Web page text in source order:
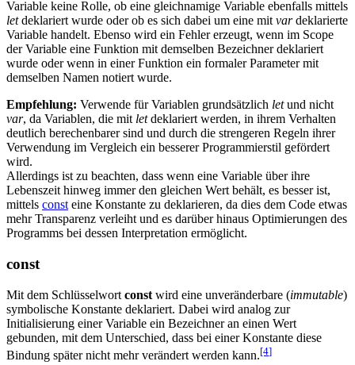
Variable keine Rolle, ob eine gleichnamige Variable ebenfalls mittels
letdeklariert wurde oder ob es sich dabei um eine mit vardeklarierte
Variable handelt. Ebenso wird ein Fehler erzeugt, wenn im Scope
der Variable eine Funktion mit demselben Bezeichner deklariert
wurde oder wenn in einer Funktion ein formaler Parameter mit
demselben Namen notiert wurde.
Empfehlung: Verwende für Variablen grundsätzlich letund nicht
var, da Variablen, die mit letdeklariert werden, in ihrem Verhalten
deutlich berechenbarer sind und durch die strengeren Regeln ihrer
Verwendung im Vergleich ein besserer Programmierstil gefördert
wird.
Allerdings ist zu beachten, dass wenn eine Variable über ihre
Lebenszeit hinweg immer den gleichen Wert behält, es besser ist,
mittels const eine Konstante zu deklarieren, da dies dem Code etwas
mehr Transparenz verleiht und es darüber hinaus Optimierungen des
Programms bei dessen Interpretation ermöglicht.
const
Mit dem Schlüsselwort const wird eine unveränderbare (immutable)
symbolische Konstante deklariert. Dabei wird analog zur
Initialisierung einer Variable ein Bezeichner an einen Wert
gebunden, mit dem Unterschied, dass bei einer Konstante diese
Bindung später nicht mehr verändert werden kann.[4]